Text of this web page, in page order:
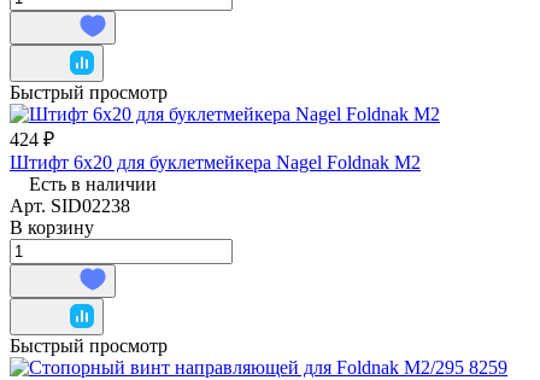
Быстрый просмотр
424 ₽
Штифт 6х20 для буклетмейкера Nagel Foldnak M2
Есть в наличии
Арт. SID02238
В корзину
Быстрый просмотр